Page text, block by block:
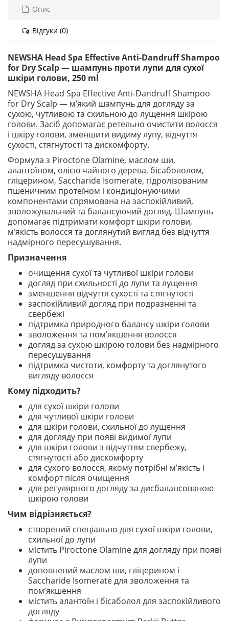
Опис
Відгуки (0)
NEWSHA Head Spa Effective Anti-Dandruff Shampoo
for Dry Scalp — шампунь проти лупи для сухої
шкіри голови, 250 ml
NEWSHA Head Spa Effective Anti-Dandruff Shampoo
for Dry Scalp — м’який шампунь для догляду за
сухою, чутливою та схильною до лущення шкірою
голови. Засіб допомагає ретельно очистити волосся
і шкіру голови, зменшити видиму лупу, відчуття
сухості, стягнутості та дискомфорту.
Формула з Piroctone Olamine, маслом ши,
алантоїном, олією чайного дерева, бісабололом,
гліцерином, Saccharide Isomerate, гідролізованим
пшеничним протеїном і кондиціонуючими
компонентами спрямована на заспокійливий,
зволожувальний та балансуючий догляд. Шампунь
допомагає підтримати комфорт шкіри голови,
м’якість волосся та доглянутий вигляд без відчуття
надмірного пересушування.
Призначення
очищення сухої та чутливої шкіри голови
догляд при схильності до лупи та лущення
зменшення відчуття сухості та стягнутості
заспокійливий догляд при подразненні та
свербежі
підтримка природного балансу шкіри голови
зволоження та пом’якшення волосся
догляд за сухою шкірою голови без надмірного
пересушування
підтримка чистоти, комфорту та доглянутого
вигляду волосся
Кому підходить?
для сухої шкіри голови
для чутливої шкіри голови
для шкіри голови, схильної до лущення
для догляду при появі видимої лупи
для шкіри голови з відчуттям свербежу,
стягнутості або дискомфорту
для сухого волосся, якому потрібні м’якість і
комфорт після очищення
для регулярного догляду за дисбалансованою
шкірою голови
Чим відрізняється?
створений спеціально для сухої шкіри голови,
схильної до лупи
містить Piroctone Olamine для догляду при появі
лупи
доповнений маслом ши, гліцерином і
Saccharide Isomerate для зволоження та
пом’якшення
містить алантоїн і бісаболол для заспокійливого
догляду